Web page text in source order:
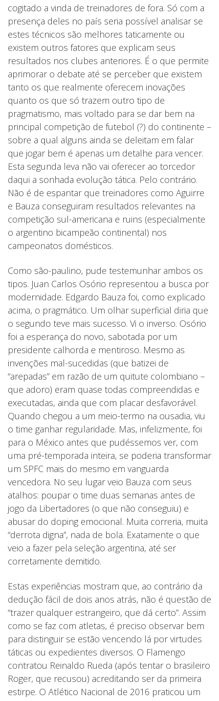
cogitado a vinda de treinadores de fora. Só com a
presença deles no país seria possível analisar se
estes técnicos são melhores taticamente ou
existem outros fatores que explicam seus
resultados nos clubes anteriores. É o que permite
aprimorar o debate até se perceber que existem
tanto os que realmente oferecem inovações
quanto os que só trazem outro tipo de
pragmatismo, mais voltado para se dar bem na
principal competição de futebol (?) do continente –
sobre a qual alguns ainda se deleitam em falar
que jogar bem é apenas um detalhe para vencer.
Esta segunda leva não vai oferecer ao torcedor
daqui a sonhada evolução tática. Pelo contrário.
Não é de espantar que treinadores como Aguirre
e Bauza conseguiram resultados relevantes na
competição sul-americana e ruins (especialmente
o argentino bicampeão continental) nos
campeonatos domésticos.
Como são-paulino, pude testemunhar ambos os
tipos. Juan Carlos Osório representou a busca por
modernidade. Edgardo Bauza foi, como explicado
acima, o pragmático. Um olhar superficial diria que
o segundo teve mais sucesso. Vi o inverso. Osório
foi a esperança do novo, sabotada por um
presidente calhorda e mentiroso. Mesmo as
invenções mal-sucedidas (que batizei de
“arepadas” em razão de um quitute colombiano –
que adoro) eram quase todas compreendidas e
executadas, ainda que com placar desfavorável.
Quando chegou a um meio-termo na ousadia, viu
o time ganhar regularidade. Mas, infelizmente, foi
para o México antes que pudéssemos ver, com
uma pré-temporada inteira, se poderia transformar
um SPFC mais do mesmo em vanguarda
vencedora. No seu lugar veio Bauza com seus
atalhos: poupar o time duas semanas antes de
jogo da Libertadores (o que não conseguiu) e
abusar do doping emocional. Muita correria, muita
“derrota digna”, nada de bola. Exatamente o que
veio a fazer pela seleção argentina, até ser
corretamente demitido.
Estas experiências mostram que, ao contrário da
dedução fácil de dois anos atrás, não é questão de
“trazer qualquer estrangeiro, que dá certo”. Assim
como se faz com atletas, é preciso observar bem
para distinguir se estão vencendo lá por virtudes
táticas ou expedientes diversos. O Flamengo
contratou Reinaldo Rueda (após tentar o brasileiro
Roger, que recusou) acreditando ser da primeira
estirpe. O Atlético Nacional de 2016 praticou um